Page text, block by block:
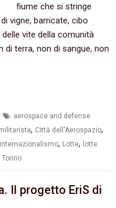
fiume che si stringe
vigne, barricate, cibo
vite della comunità
di terra, non di sangue, non
aerospace and defense
, Città dell'Aerospazio,
internazionalismo, Lotte,
lotte
Torino
Il progetto EriS di